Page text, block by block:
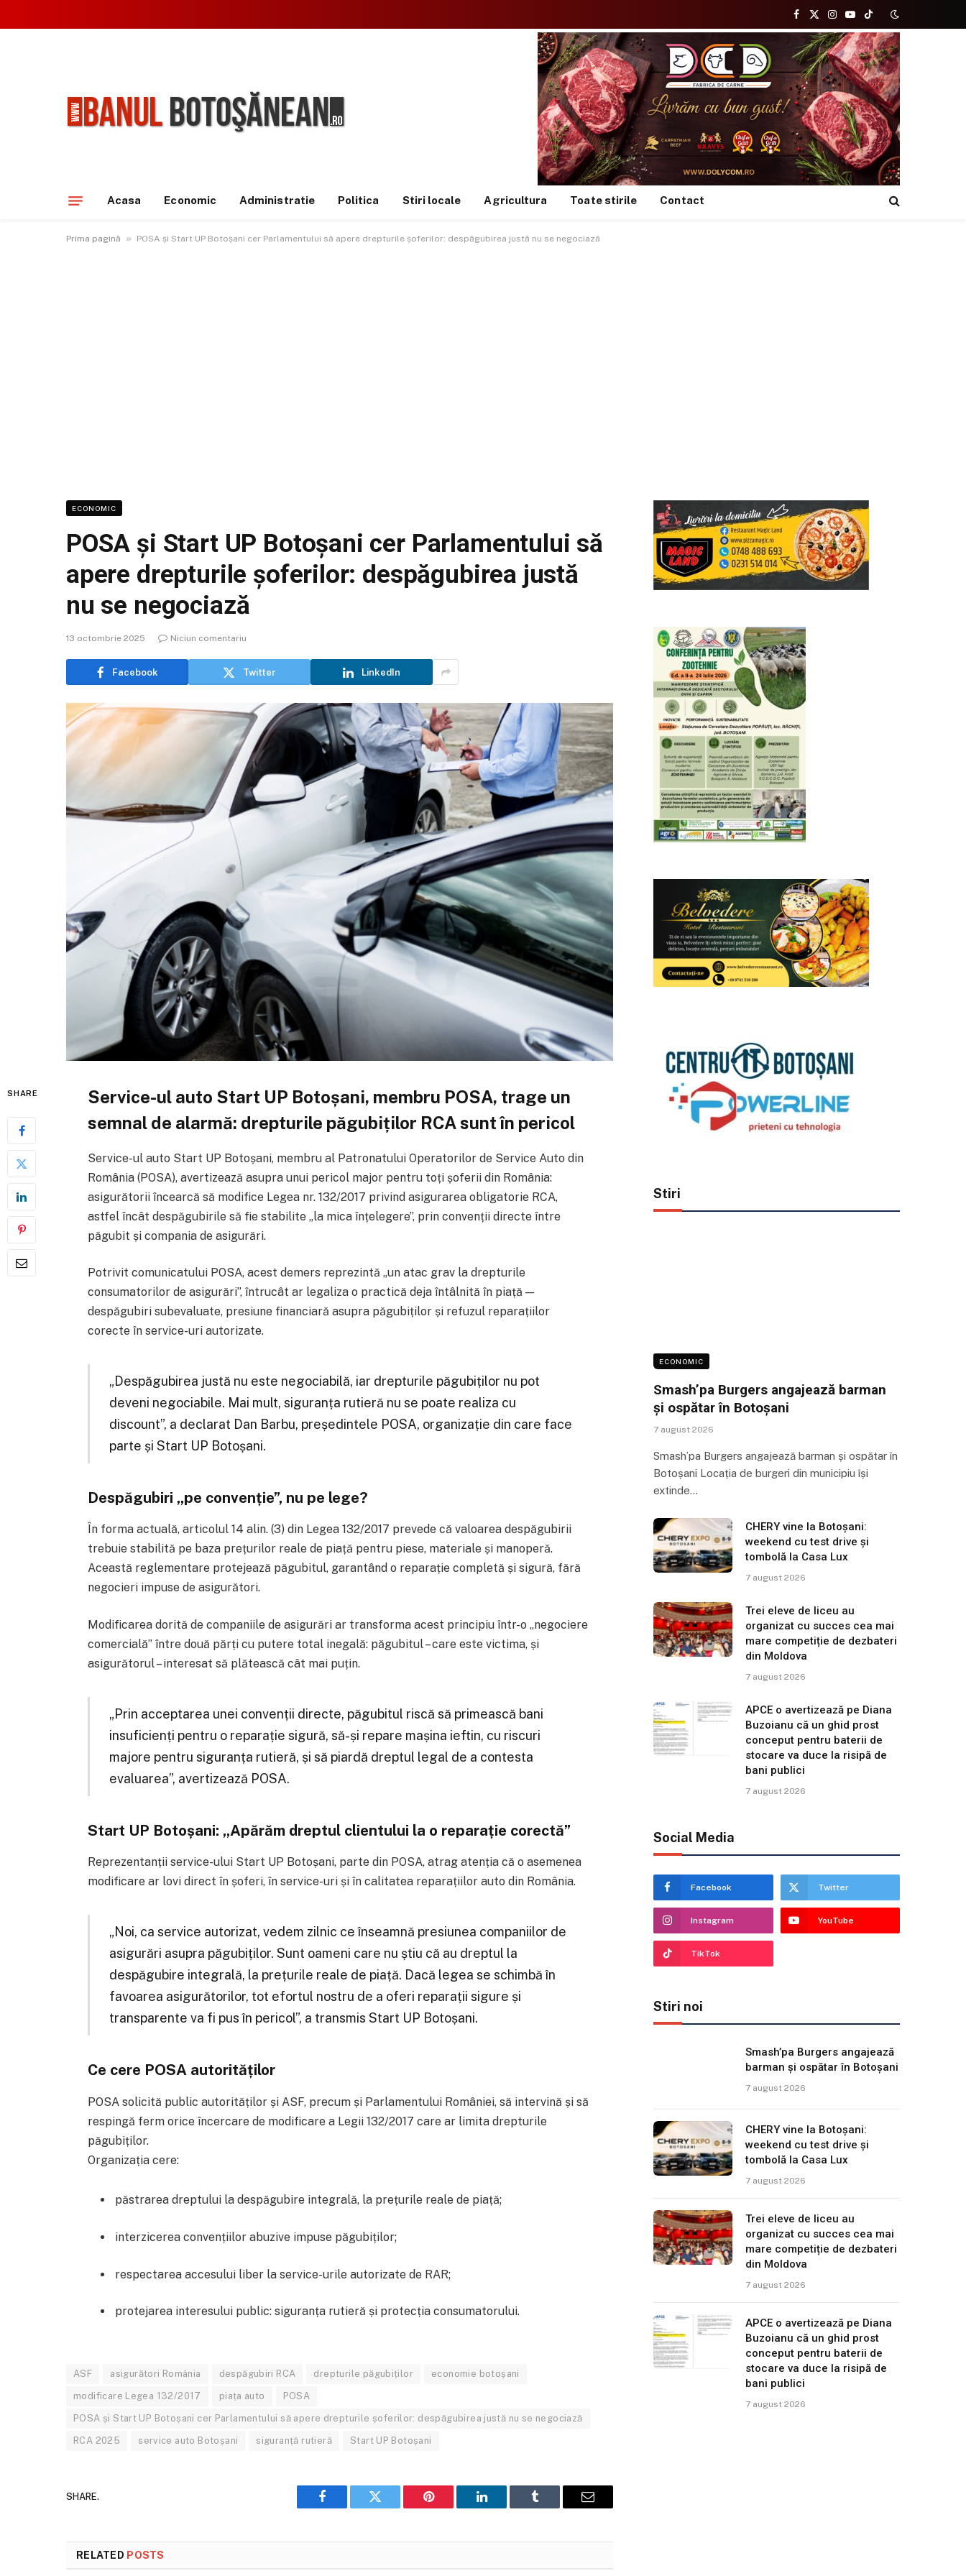
Facebook
X
(Twitter)
Instagram
YouTubeTikTok
Acasa Economic Administratie Politica Stiri locale Agricultura Toate stirile Contact
Prima pagină » POSA și Start UP Botoșani cer Parlamentului să apere drepturile șoferilor: despăgubirea justă nu se negociază
ECONOMIC
POSA și Start UP Botoșani cer Parlamentului să
apere drepturile șoferilor: despăgubirea justă
nu se negociază
13 octombrie 2025 Niciun comentariu
Facebook Twitter LinkedIn
SHARE
Service-ul auto Start UP Botoșani, membru POSA, trage un
semnal de alarmă: drepturile păgubiților RCA sunt în pericol
Service-ul auto Start UP Botoșani, membru al Patronatului Operatorilor de Service Auto din
România (POSA), avertizează asupra unui pericol major pentru toți șoferii din România:
asigurătorii încearcă să modifice Legea nr. 132/2017 privind asigurarea obligatorie RCA,
astfel încât despăgubirile să fie stabilite „la mica înțelegere”, prin convenții directe între
păgubit și compania de asigurări.
Potrivit comunicatului POSA, acest demers reprezintă „un atac grav la drepturile
consumatorilor de asigurări”, întrucât ar legaliza o practică deja întâlnită în piață —
despăgubiri subevaluate, presiune financiară asupra păgubiților și refuzul reparațiilor
corecte în service-uri autorizate.
„Despăgubirea justă nu este negociabilă, iar drepturile păgubiților nu pot
deveni negociabile. Mai mult, siguranța rutieră nu se poate realiza cu
discount”, a declarat Dan Barbu, președintele POSA, organizație din care face
parte și Start UP Botoșani.
Despăgubiri „pe convenție”, nu pe lege?
În forma actuală, articolul 14 alin. (3) din Legea 132/2017 prevede că valoarea despăgubirii
trebuie stabilită pe baza prețurilor reale de piață pentru piese, materiale și manoperă.
Această reglementare protejează păgubitul, garantând o reparație completă și sigură, fără
negocieri impuse de asigurători.
Modificarea dorită de companiile de asigurări ar transforma acest principiu într-o „negociere
comercială” între două părți cu putere total inegală: păgubitul – care este victima, și
asigurătorul – interesat să plătească cât mai puțin.
„Prin acceptarea unei convenții directe, păgubitul riscă să primească bani
insuficienți pentru o reparație sigură, să-și repare mașina ieftin, cu riscuri
majore pentru siguranța rutieră, și să piardă dreptul legal de a contesta
evaluarea”, avertizează POSA.
Start UP Botoșani: „Apărăm dreptul clientului la o reparație corectă”
Reprezentanții service-ului Start UP Botoșani, parte din POSA, atrag atenția că o asemenea
modificare ar lovi direct în șoferi, în service-uri și în calitatea reparațiilor auto din România.
„Noi, ca service autorizat, vedem zilnic ce înseamnă presiunea companiilor de
asigurări asupra păgubiților. Sunt oameni care nu știu că au dreptul la
despăgubire integrală, la prețurile reale de piață. Dacă legea se schimbă în
favoarea asigurătorilor, tot efortul nostru de a oferi reparații sigure și
transparente va fi pus în pericol”, a transmis Start UP Botoșani.
Ce cere POSA autorităților
POSA solicită public autorităților și ASF, precum și Parlamentului României, să intervină și să
respingă ferm orice încercare de modificare a Legii 132/2017 care ar limita drepturile
păgubiților.
Organizația cere:
păstrarea dreptului la despăgubire integrală, la prețurile reale de piață;
interzicerea convențiilor abuzive impuse păgubiților;
respectarea accesului liber la service-urile autorizate de RAR;
protejarea interesului public: siguranța rutieră și protecția consumatorului.
ASF asigurători România despăgubiri RCA drepturile păgubiților economie botoșani
modificare Legea 132/2017 piața auto POSA
POSA și Start UP Botoșani cer Parlamentului să apere drepturile șoferilor: despăgubirea justă nu se negociază
RCA 2025 service auto Botoșani siguranță rutieră Start UP Botoșani
SHARE.
Facebook Twitter Pinterest LinkedIn Tumblr Email
RELATED POSTS
Stiri
ECONOMIC
Smash’pa Burgers angajează barman
și ospătar în Botoșani
7 august 2026
Smash’pa Burgers angajează barman și ospătar în
Botoșani Locația de burgeri din municipiu își
extinde…
CHERY vine la Botoșani:
weekend cu test drive și
tombolă la Casa Lux
7 august 2026
Trei eleve de liceu au
organizat cu succes cea mai
mare competiție de dezbateri
din Moldova
7 august 2026
APCE o avertizează pe Diana
Buzoianu că un ghid prost
conceput pentru baterii de
stocare va duce la risipă de
bani publici
7 august 2026
Social Media
Facebook Twitter
Instagram YouTube
TikTok
Stiri noi
Smash’pa Burgers angajează
barman și ospătar în Botoșani
7 august 2026
CHERY vine la Botoșani:
weekend cu test drive și
tombolă la Casa Lux
7 august 2026
Trei eleve de liceu au
organizat cu succes cea mai
mare competiție de dezbateri
din Moldova
7 august 2026
APCE o avertizează pe Diana
Buzoianu că un ghid prost
conceput pentru baterii de
stocare va duce la risipă de
bani publici
7 august 2026